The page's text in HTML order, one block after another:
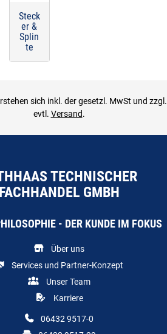
Steck
er &
Splin
te
sich inkl. der gesetzl. MwSt und zzgl.
evtl. Versand.
TECHNISCHER
FACHHANDEL GMBH
- DER KUNDE IM FOKUS
Über uns
Services und Partner-Konzept
Unser Team
Karriere
06432 9517-0